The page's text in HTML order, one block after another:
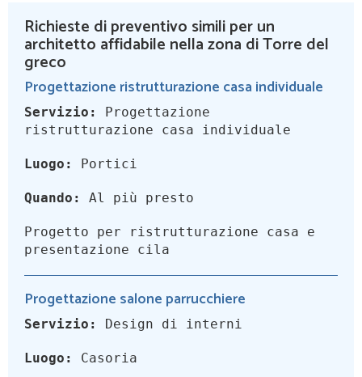
Richieste di preventivo simili per un
architetto affidabile nella zona di Torre del
greco
Progettazione ristrutturazione casa individuale
Servizio:
Progettazione
ristrutturazione casa individuale
Luogo: Portici
Quando: Al più presto
Progetto per ristrutturazione casa e
presentazione cila
Progettazione salone parrucchiere
Servizio: Design di interni
Luogo: Casoria